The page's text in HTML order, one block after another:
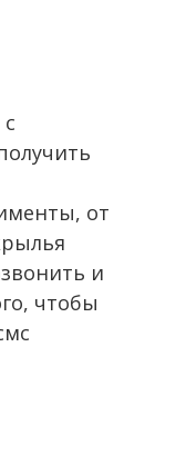
от
и
чтобы